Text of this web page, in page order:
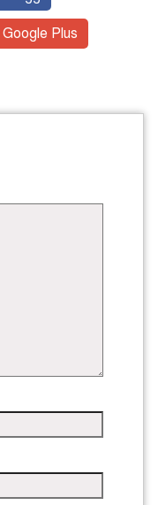
Google Plus